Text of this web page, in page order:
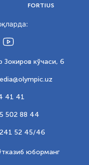
FORTIUS
кўчаси, 6
41 41
502 88 44
52 45/46
юборманг